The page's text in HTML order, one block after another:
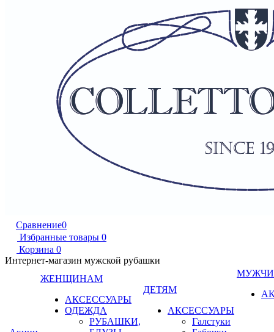
Сравнение0
Избранные товары 0
Корзина 0
Интернет-магазин мужской рубашки
ЖЕНЩИНАМ
АКСЕССУАРЫ
ОДЕЖДА
РУБАШКИ,
ДЕТЯМ
АКСЕССУАРЫ
Галстуки